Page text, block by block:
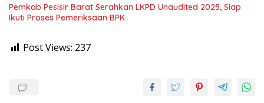
Pemkab Pesisir Barat Serahkan LKPD Unaudited 2025, Siap
Ikuti Proses Pemeriksaan BPK
Post Views: 237